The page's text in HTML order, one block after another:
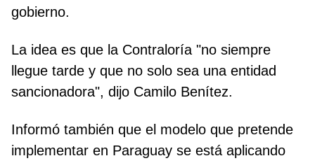
gobierno.
La idea es que la Contraloría "no siempre
llegue tarde y que no solo sea una entidad
sancionadora", dijo Camilo Benítez.
Informó también que el modelo que pretende
implementar en Paraguay se está aplicando